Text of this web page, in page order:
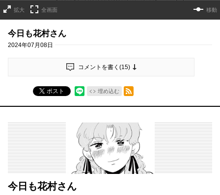
拡大 全画面 移動
今日も花村さん
2024年07月08日
コメントを書く(15)
ポスト 埋め込む
RSSフィード
今日も花村さん